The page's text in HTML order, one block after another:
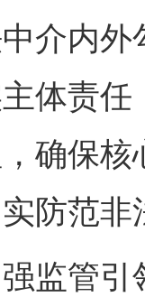
介内
体责
确保
防范
监管引